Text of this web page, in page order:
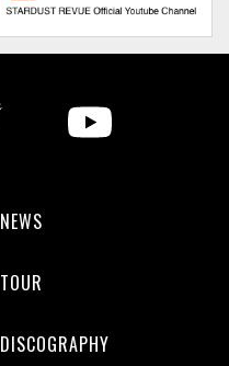
NEWS
TOUR
DISCOGRAPHY